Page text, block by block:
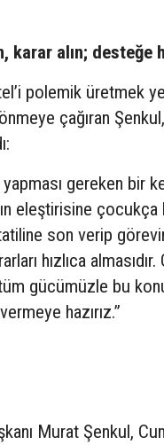
karar alın; desteğe
polemik üretmek
çağıran Şenkul,
yapması gereken bir
eleştirisine çocukça
son verip
hızlıca almasıdır.
gücümüzle bu
hazırız.”
Murat Şenkul,